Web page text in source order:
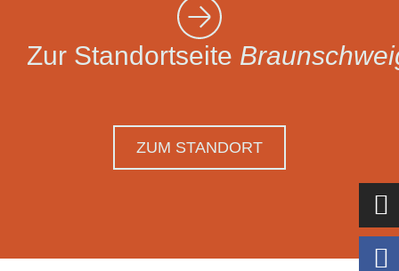
Zur Standortseite
ZUM STANDORT